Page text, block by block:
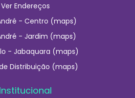
Ver Endereços
- Centro (maps)
- Jardim (maps)
- Jabaquara (maps)
Distribuição (maps)
Institucional